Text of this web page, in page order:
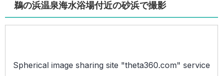
鵜の浜温泉海水浴場付近の砂浜で撮影